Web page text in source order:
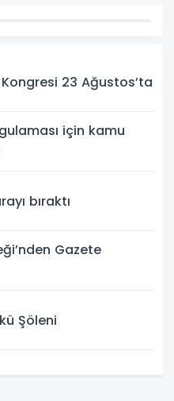
Kongresi 23 Ağustos’ta
için kamu
bıraktı
Gazete
Şöleni